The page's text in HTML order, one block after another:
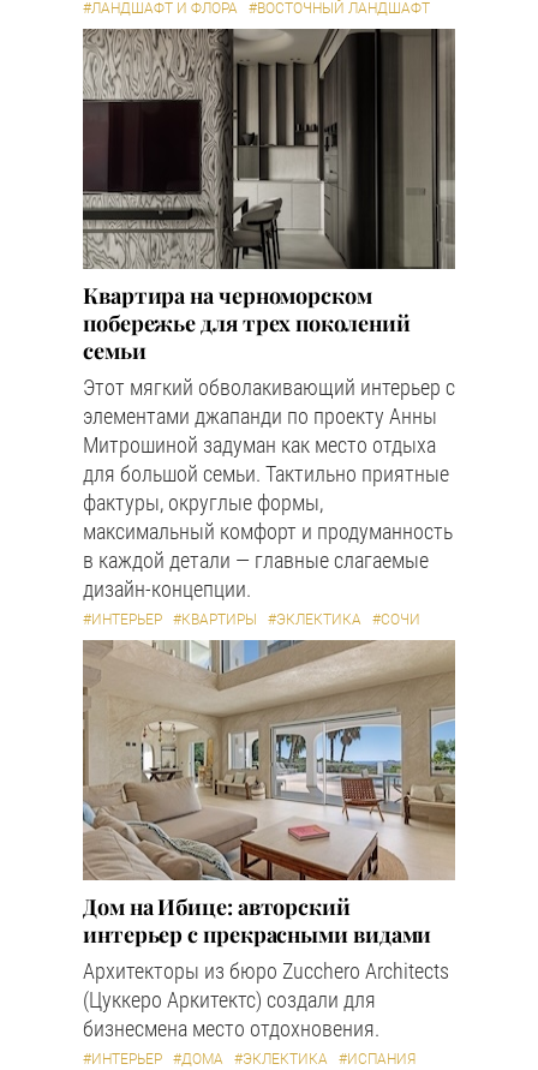
#ЛАНДШАФТ И ФЛОРА #ВОСТОЧНЫЙ ЛАНДШАФТ
Квартира на черноморском
побережье для трех поколений
семьи
Этот мягкий обволакивающий интерьер с
элементами джапанди по проекту Анны
Митрошиной задуман как место отдыха
для большой семьи. Тактильно приятные
фактуры, округлые формы,
максимальный комфорт и продуманность
в каждой детали — главные слагаемые
дизайн-концепции.
#ИНТЕРЬЕР #КВАРТИРЫ #ЭКЛЕКТИКА #СОЧИ
Дом на Ибице: авторский
интерьер с прекрасными видами
Архитекторы из бюро Zucchero Architects
(Цуккеро Аркитектс) создали для
бизнесмена место отдохновения.
#ИНТЕРЬЕР #ДОМА #ЭКЛЕКТИКА #ИСПАНИЯ